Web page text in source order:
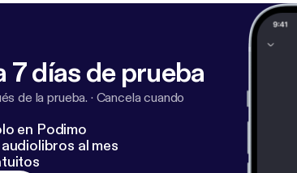
7 días de prueba
de la prueba. · Cancela cuando
en Podimo
al mes